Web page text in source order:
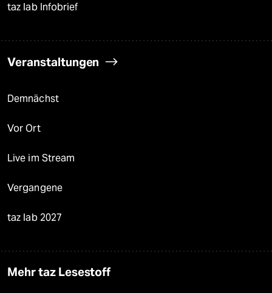
taz lab Infobrief
Veranstaltungen
Demnächst
Vor Ort
Live im Stream
Vergangene
taz lab 2027
Mehr taz Lesestoff